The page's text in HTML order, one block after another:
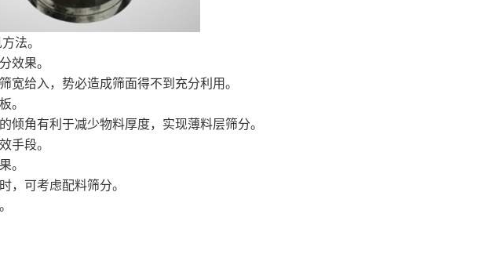
法。
效果。
宽给入，势必造成筛面得不到充分利用。
。
倾角有利于减少物料厚度，实现薄料层筛分。
手段。
。
，可考虑配料筛分。